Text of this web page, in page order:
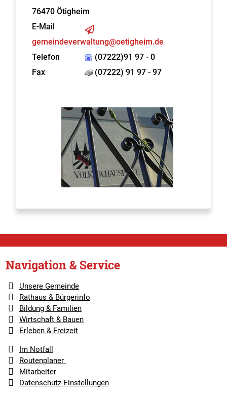
76470 Ötigheim
E-Mail
gemeindeverwaltung@oetigheim.de
Telefon
(07222)91 97 - 0
Fax
(07222) 91 97 - 97
Navigation & Service
Unsere Gemeinde
Rathaus & Bürgerinfo
Bildung & Familien
Wirtschaft & Bauen
Erleben & Freizeit
Im Notfall
Routenplaner
Mitarbeiter
Datenschutz-Einstellungen